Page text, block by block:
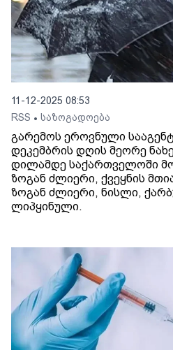
11-12-2025 08:53
RSS • საზოგადოება
გარემოს ეროვნული
დეკემბრის დღის მეორე
დილამდე საქართველოში
ზოგან ძლიერი, ქვეყნის
ზოგან ძლიერი, ნისლი,
ლიპყინული.